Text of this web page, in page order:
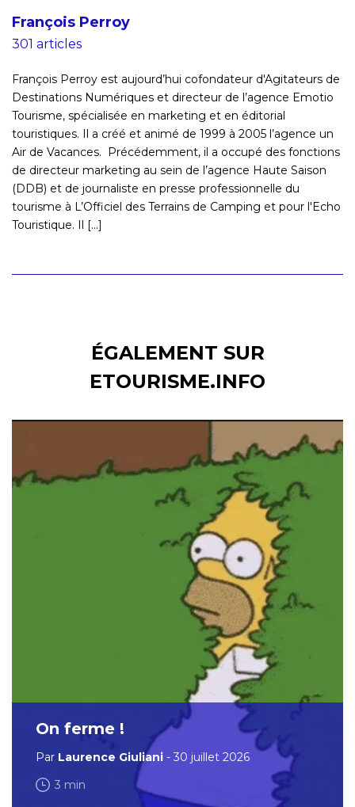
François Perroy
301 articles
François Perroy est aujourd’hui cofondateur d'Agitateurs de
Destinations Numériques et directeur de l’agence Emotio
Tourisme, spécialisée en marketing et en éditorial
touristiques. Il a créé et animé de 1999 à 2005 l’agence un
Air de Vacances. Précédemment, il a occupé des fonctions
de directeur marketing au sein de l’agence Haute Saison
(DDB) et de journaliste en presse professionnelle du
tourisme à L’Officiel des Terrains de Camping et pour l'Echo
Touristique. Il [...]
ÉGALEMENT SUR
ETOURISME.INFO
On ferme !
Par Laurence Giuliani - 30 juillet 2026
3 min